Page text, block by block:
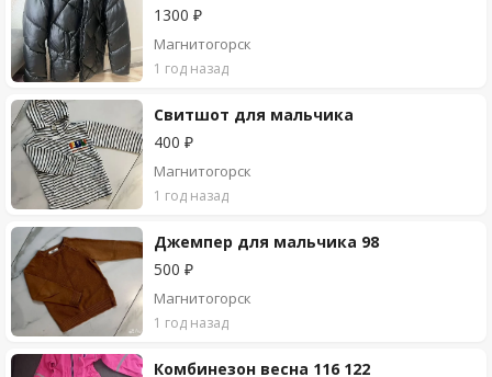
1300 ₽
Магнитогорск
1 год назад
Свитшот для мальчика
400 ₽
Магнитогорск
1 год назад
Джемпер для мальчика 98
500 ₽
Магнитогорск
1 год назад
Комбинезон весна 116 122